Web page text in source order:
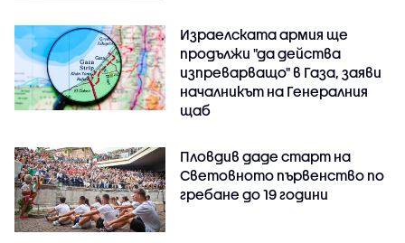
Израелската армия ще
продължи "да действа
изпреварващо" в Газа, заяви
началникът на Генералния
щаб
Пловдив даде старт на
Световното първенство по
гребане до 19 години